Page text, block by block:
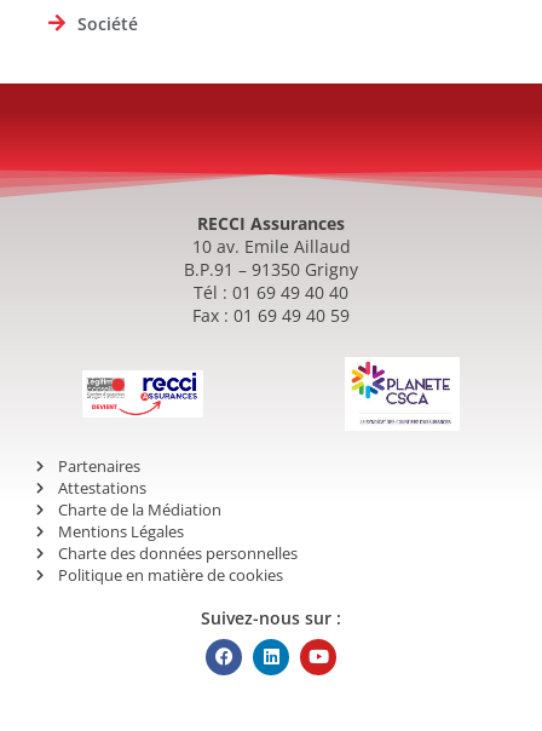
Société
RECCI Assurances
10 av. Emile Aillaud
B.P.91 – 91350 Grigny
Tél : 01 69 49 40 40
Fax : 01 69 49 40 59
Partenaires
Attestations
Charte de la Médiation
Mentions Légales
Charte des données personnelles
Politique en matière de cookies
Suivez-nous sur :